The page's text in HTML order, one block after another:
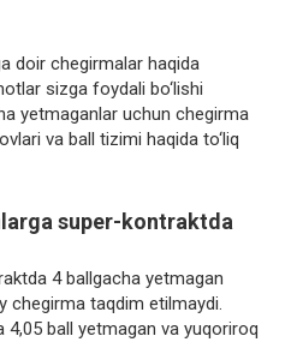
doir chegirmalar haqida
sizga foydali bo‘lishi
yetmaganlar uchun chegirma
va ball tizimi haqida to‘liq
super-kontraktda
4 ballgacha yetmagan
chegirma taqdim etilmaydi.
ball yetmagan va yuqoriroq